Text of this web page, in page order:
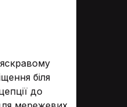
біля
до